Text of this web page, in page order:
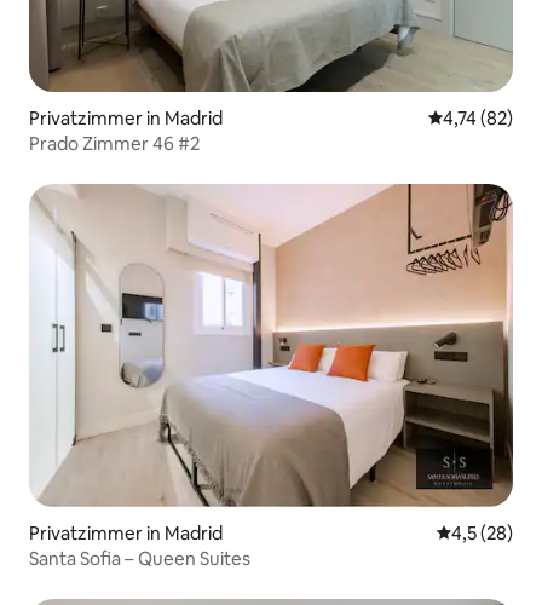
Privatzimmer in Madrid
4,74 (82)
Prado Zimmer 46 #2
Privatzimmer in Madrid
4,5 (28)
Santa Sofia – Queen Suites